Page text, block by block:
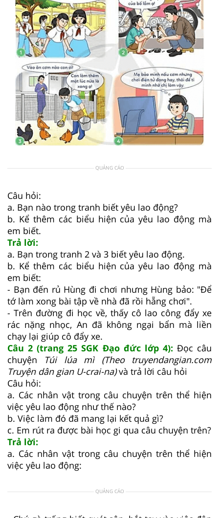
QUẢNG CÁO
Câu hỏi:
a. Bạn nào trong tranh biết yêu lao động?
b. Kể thêm các biểu hiện của yêu lao động mà
em biết.
Trả lời:
a. Bạn trong tranh 2 và 3 biết yêu lao động.
b. Kể thêm các biểu hiện của yêu lao động mà
em biết:
- Bạn đến rủ Hùng đi chơi nhưng Hùng bảo: "Để
tớ làm xong bài tập về nhà đã rồi hẵng chơi".
- Trên đường đi học về, thấy cô lao công đẩy xe
rác nặng nhọc, An đã không ngại bẩn mà liền
chạy lại giúp cô đẩy xe.
Câu 2 (trang 25 SGK Đạo đức lớp 4): Đọc câu
chuyện
Túi lúa mì (Theo truyendangian.com
Truyện dân gian U-crai-na)và trả lời câu hỏi
Câu hỏi:
a. Các nhân vật trong câu chuyện trên thể hiện
việc yêu lao động như thế nào?
b. Việc làm đó đã mang lại kết quả gì?
c. Em rút ra được bài học gi qua câu chuyện trên?
Trả lời:
a. Các nhân vật trong câu chuyện trên thể hiện
việc yêu lao động:
QUẢNG CÁO